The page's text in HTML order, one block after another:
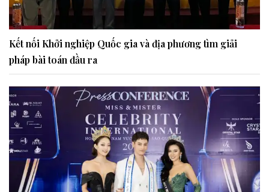
Kết nối Khởi nghiệp Quốc gia và địa phương tìm giải
pháp bài toán đầu ra